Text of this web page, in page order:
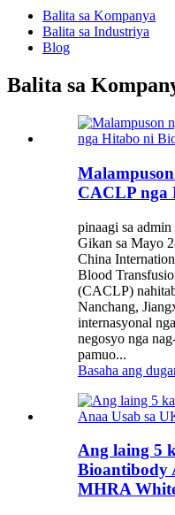
Balita sa Kompanya
Balita sa Industriya
Blog
Balita sa
CACLP nga
pinaagi sa admin
Gikan sa Mayo
China
Blood
(CACLP)
Nanchang,
internasyonal
negosyo nga
pamuo...
Basaha ang
Ang laing 5
Bioantibody
MHRA